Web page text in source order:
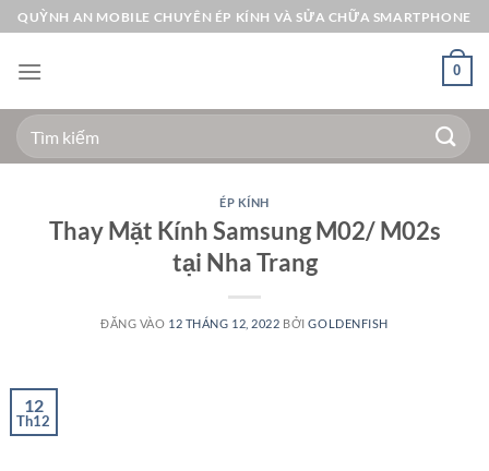
Bỏ
qua
nội
QUỲNH AN MOBILE CHUYÊN ÉP KÍNH VÀ SỬA CHỮA SMARTPHONE
0
Tìm
kiếm:
ÉP KÍNH
Thay Mặt Kính Samsung M02/ M02s
tại Nha Trang
ĐĂNG VÀO 12 THÁNG 12, 2022 BỞIGOLDENFISH
12
Th12